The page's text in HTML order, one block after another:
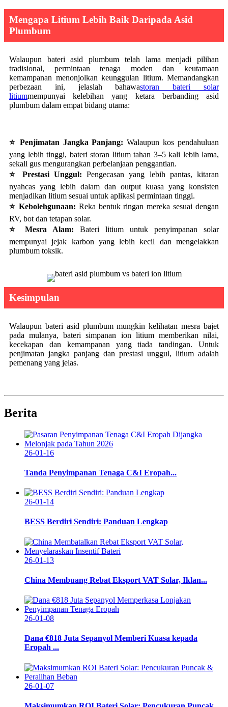
Mengapa Litium Lebih Baik Daripada Asid
Plumbum
Walaupun bateri asid plumbum telah lama menjadi pilihan
tradisional, permintaan tenaga moden dan keutamaan
kemampanan menonjolkan keunggulan litium. Memandangkan
perbezaan ini, jelaslah bahawastoran bateri solar
litiummempunyai kelebihan yang ketara berbanding asid
plumbum dalam empat bidang utama:
⭐ Penjimatan Jangka Panjang: Walaupun kos pendahuluan
yang lebih tinggi, bateri storan litium tahan 3–5 kali lebih lama,
sekali gus mengurangkan perbelanjaan penggantian.
⭐ Prestasi Unggul: Pengecasan yang lebih pantas, kitaran
nyahcas yang lebih dalam dan output kuasa yang konsisten
menjadikan litium sesuai untuk aplikasi permintaan tinggi.
⭐ Kebolehgunaan: Reka bentuk ringan mereka sesuai dengan
RV, bot dan tetapan solar.
⭐ Mesra Alam:
Bateri litium untuk penyimpanan solar
mempunyai jejak karbon yang lebih kecil dan mengelakkan
plumbum toksik.
Kesimpulan
Walaupun bateri asid plumbum mungkin kelihatan mesra bajet
pada mulanya, bateri simpanan ion litium memberikan nilai,
kecekapan dan kemampanan yang tiada tandingan. Untuk
penjimatan jangka panjang dan prestasi unggul, litium adalah
pemenang yang jelas.
Berita
26-01-16
Tanda Penyimpanan Tenaga C&I Eropah...
26-01-14
BESS Berdiri Sendiri: Panduan Lengkap
26-01-13
China Membuang Rebat Eksport VAT Solar, Iklan...
26-01-08
Dana €818 Juta Sepanyol Memberi Kuasa kepada
Eropah ...
26-01-07